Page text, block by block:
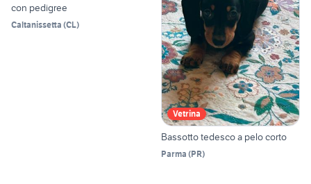
con pedigree
Caltanissetta (CL)
Vetrina
Bassotto tedesco a pelo corto
Parma (PR)